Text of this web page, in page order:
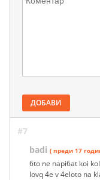
ДОБАВИ
#7
badi ( преди 17
6to ne napi6at koi
lovq 4e v 4eloto na